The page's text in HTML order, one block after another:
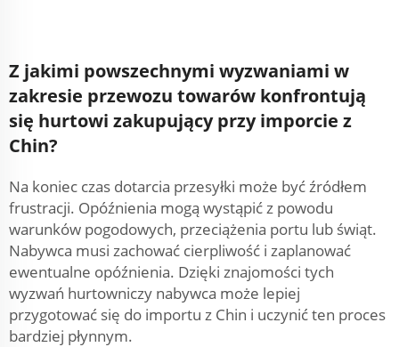
Z jakimi powszechnymi wyzwaniami w
zakresie przewozu towarów konfrontują
się hurtowi zakupujący przy imporcie z
Chin?
Na koniec czas dotarcia przesyłki może być źródłem
frustracji. Opóźnienia mogą wystąpić z powodu
warunków pogodowych, przeciążenia portu lub świąt.
Nabywca musi zachować cierpliwość i zaplanować
ewentualne opóźnienia. Dzięki znajomości tych
wyzwań hurtowniczy nabywca może lepiej
przygotować się do importu z Chin i uczynić ten proces
bardziej płynnym.